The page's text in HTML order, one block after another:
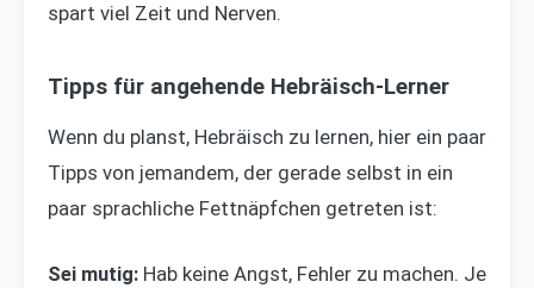
spart viel Zeit und Nerven.
Tipps für angehende Hebräisch-Lerner
Wenn du planst, Hebräisch zu lernen, hier ein paar
Tipps von jemandem, der gerade selbst in ein
paar sprachliche Fettnäpfchen getreten ist:
Sei mutig: Hab keine Angst, Fehler zu machen. Je